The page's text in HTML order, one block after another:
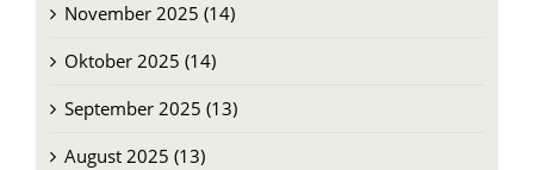
November 2025 (14)
Oktober 2025 (14)
September 2025 (13)
August 2025 (13)